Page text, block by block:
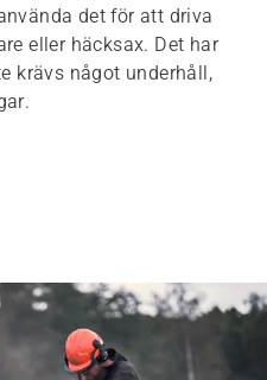
det för att driva
eller häcksax. Det har
krävs något underhåll,